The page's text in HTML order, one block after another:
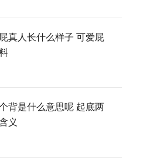
真人长什么样子 可爱屁
背是什么意思呢 起底两
义